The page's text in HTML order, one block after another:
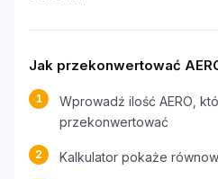
Jak przekonwertować
1
Wprowadź ilość AERO,
przekonwertować
2 Kalkulator pokaże